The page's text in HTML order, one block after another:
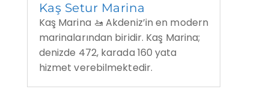
Kaş Setur Marina
Kaş Marina 🚤 Akdeniz’in en modern
marinalarından biridir. Kaş Marina;
denizde 472, karada 160 yata
hizmet verebilmektedir.